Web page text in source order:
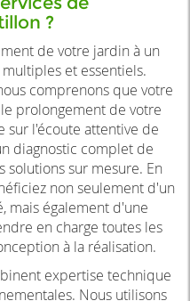
?
de votre jardin à un
et essentiels.
nous comprenons que votre
prolongement de votre
sur l'écoute attentive de
diagnostic complet de
sur mesure. En
non seulement d'un
mais également d'une
en charge toutes les
à la réalisation.
expertise technique
Nous utilisons